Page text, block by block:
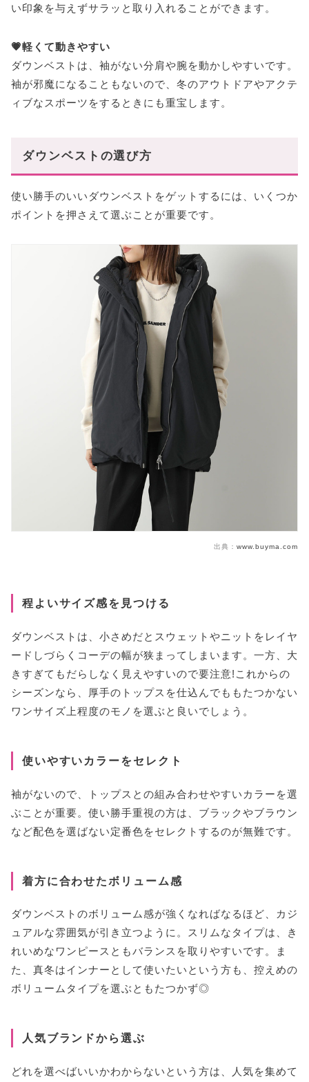
い印象を与えずサラッと取り入れることができます。
💗軽くて動きやすい
ダウンベストは、袖がない分肩や腕を動かしやすいです。
袖が邪魔になることもないので、冬のアウトドアやアクテ
ィブなスポーツをするときにも重宝します。
ダウンベストの選び方
使い勝手のいいダウンベストをゲットするには、いくつか
ポイントを押さえて選ぶことが重要です。
出典： www.buyma.com
程よいサイズ感を見つける
ダウンベストは、小さめだとスウェットやニットをレイヤ
ードしづらくコーデの幅が狭まってしまいます。一方、大
きすぎてもだらしなく見えやすいので要注意!これからの
シーズンなら、厚手のトップスを仕込んでももたつかない
ワンサイズ上程度のモノを選ぶと良いでしょう。
使いやすいカラーをセレクト
袖がないので、トップスとの組み合わせやすいカラーを選
ぶことが重要。使い勝手重視の方は、ブラックやブラウン
など配色を選ばない定番色をセレクトするのが無難です。
着方に合わせたボリューム感
ダウンベストのボリューム感が強くなればなるほど、カジ
ュアルな雰囲気が引き立つように。スリムなタイプは、き
れいめなワンピースともバランスを取りやすいです。ま
た、真冬はインナーとして使いたいという方も、控えめの
ボリュームタイプを選ぶともたつかず◎
人気ブランドから選ぶ
どれを選べばいいかわからないという方は、人気を集めて